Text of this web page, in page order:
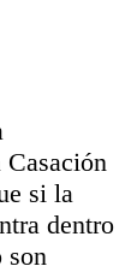
Casación
si la
dentro
son